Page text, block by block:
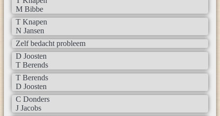
M Bibbe
T Knapen
N Jansen
Zelf bedacht probleem
D Joosten
T Berends
T Berends
D Joosten
C Donders
J Jacobs